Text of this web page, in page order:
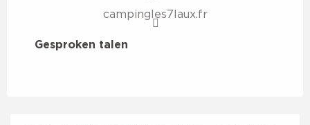
campingles7laux.fr
Gesproken talen
Gesproken talen